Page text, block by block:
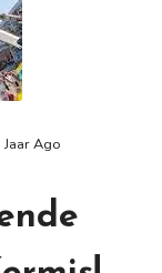
Jaar Ago